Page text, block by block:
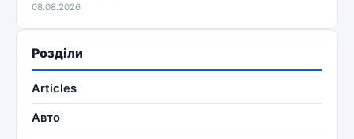
08.08.2026
Розділи
Articles
Авто